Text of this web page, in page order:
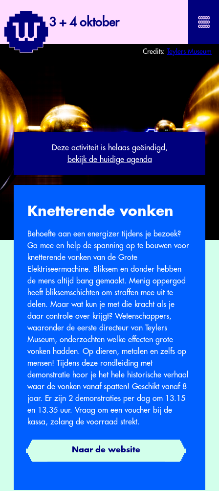
3 + 4 oktober
Credits: Teylers Museum
Deze activiteit is helaas geëindigd,
bekijk de huidige agenda
Knetterende vonken
Behoefte aan een energizer tijdens je bezoek?
Ga mee en help de spanning op te bouwen voor
knetterende vonken van de Grote
Elektriseermachine. Bliksem en donder hebben
de mens altijd bang gemaakt. Menig oppergod
heeft bliksemschichten om straffen mee uit te
delen. Maar wat kun je met die kracht als je
daar controle over krijgt? Wetenschappers,
waaronder de eerste directeur van Teylers
Museum, onderzochten welke effecten grote
vonken hadden. Op dieren, metalen en zelfs op
mensen! Tijdens deze rondleiding met
demonstratie hoor je het hele historische verhaal
waar de vonken vanaf spatten! Geschikt vanaf 8
jaar. Er zijn 2 demonstraties per dag om 13.15
en 13.35 uur. Vraag om een voucher bij de
kassa, zolang de voorraad strekt.
Naar de website